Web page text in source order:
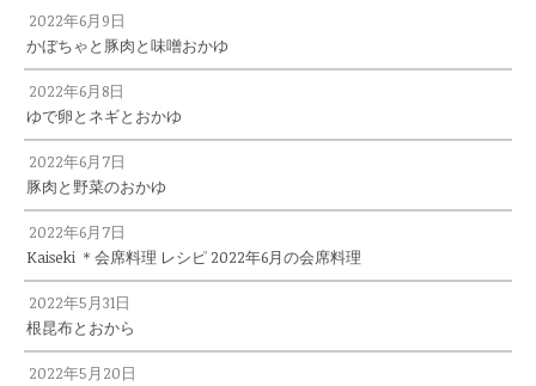
2022年6月9日
かぼちゃと豚肉と味噌おかゆ
2022年6月8日
ゆで卵とネギとおかゆ
2022年6月7日
豚肉と野菜のおかゆ
2022年6月7日
Kaiseki ＊会席料理 レシピ 2022年6月の会席料理
2022年5月31日
根昆布とおから
2022年5月20日